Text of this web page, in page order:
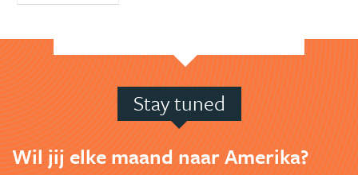
Stay tuned
Wil jij elke maand naar Amerika?